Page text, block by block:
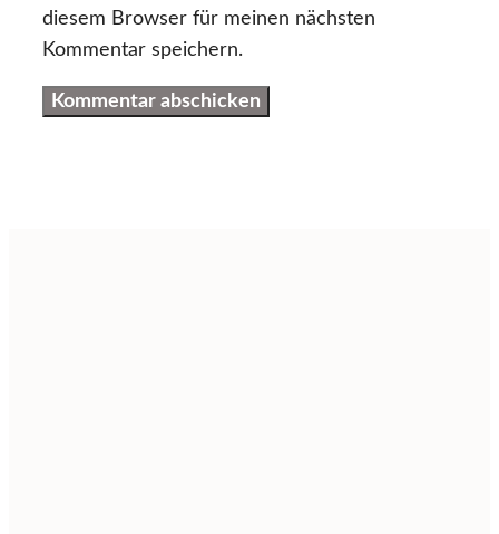
diesem Browser für meinen nächsten
Kommentar speichern.